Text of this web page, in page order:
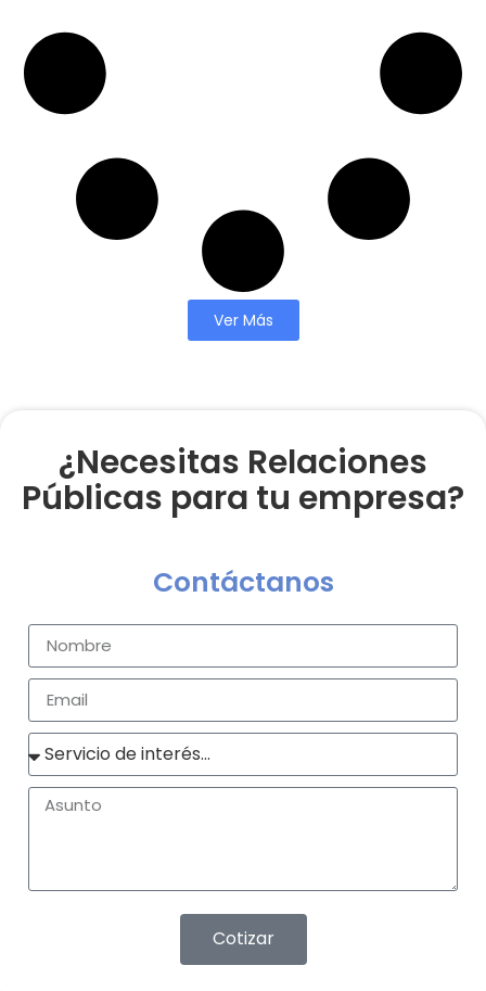
Ver Más
¿Necesitas Relaciones
Públicas para tu empresa?
Contáctanos
Cotizar